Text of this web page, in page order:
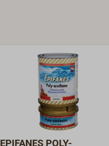
EPIFANES POLY-